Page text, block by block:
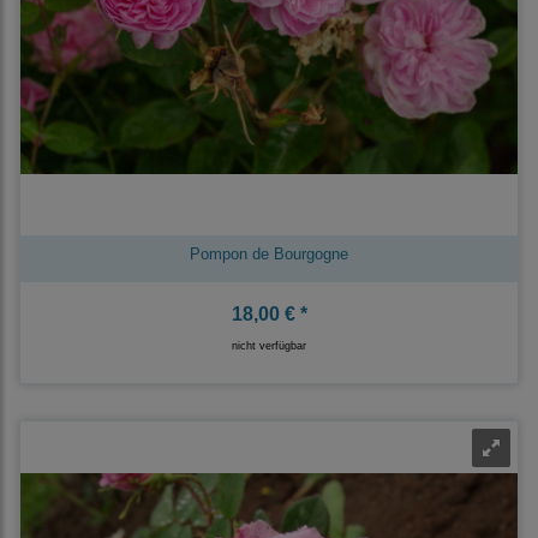
Pompon de Bourgogne
18,00 € *
nicht verfügbar